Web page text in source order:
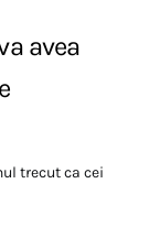
avea
trecut ca cei